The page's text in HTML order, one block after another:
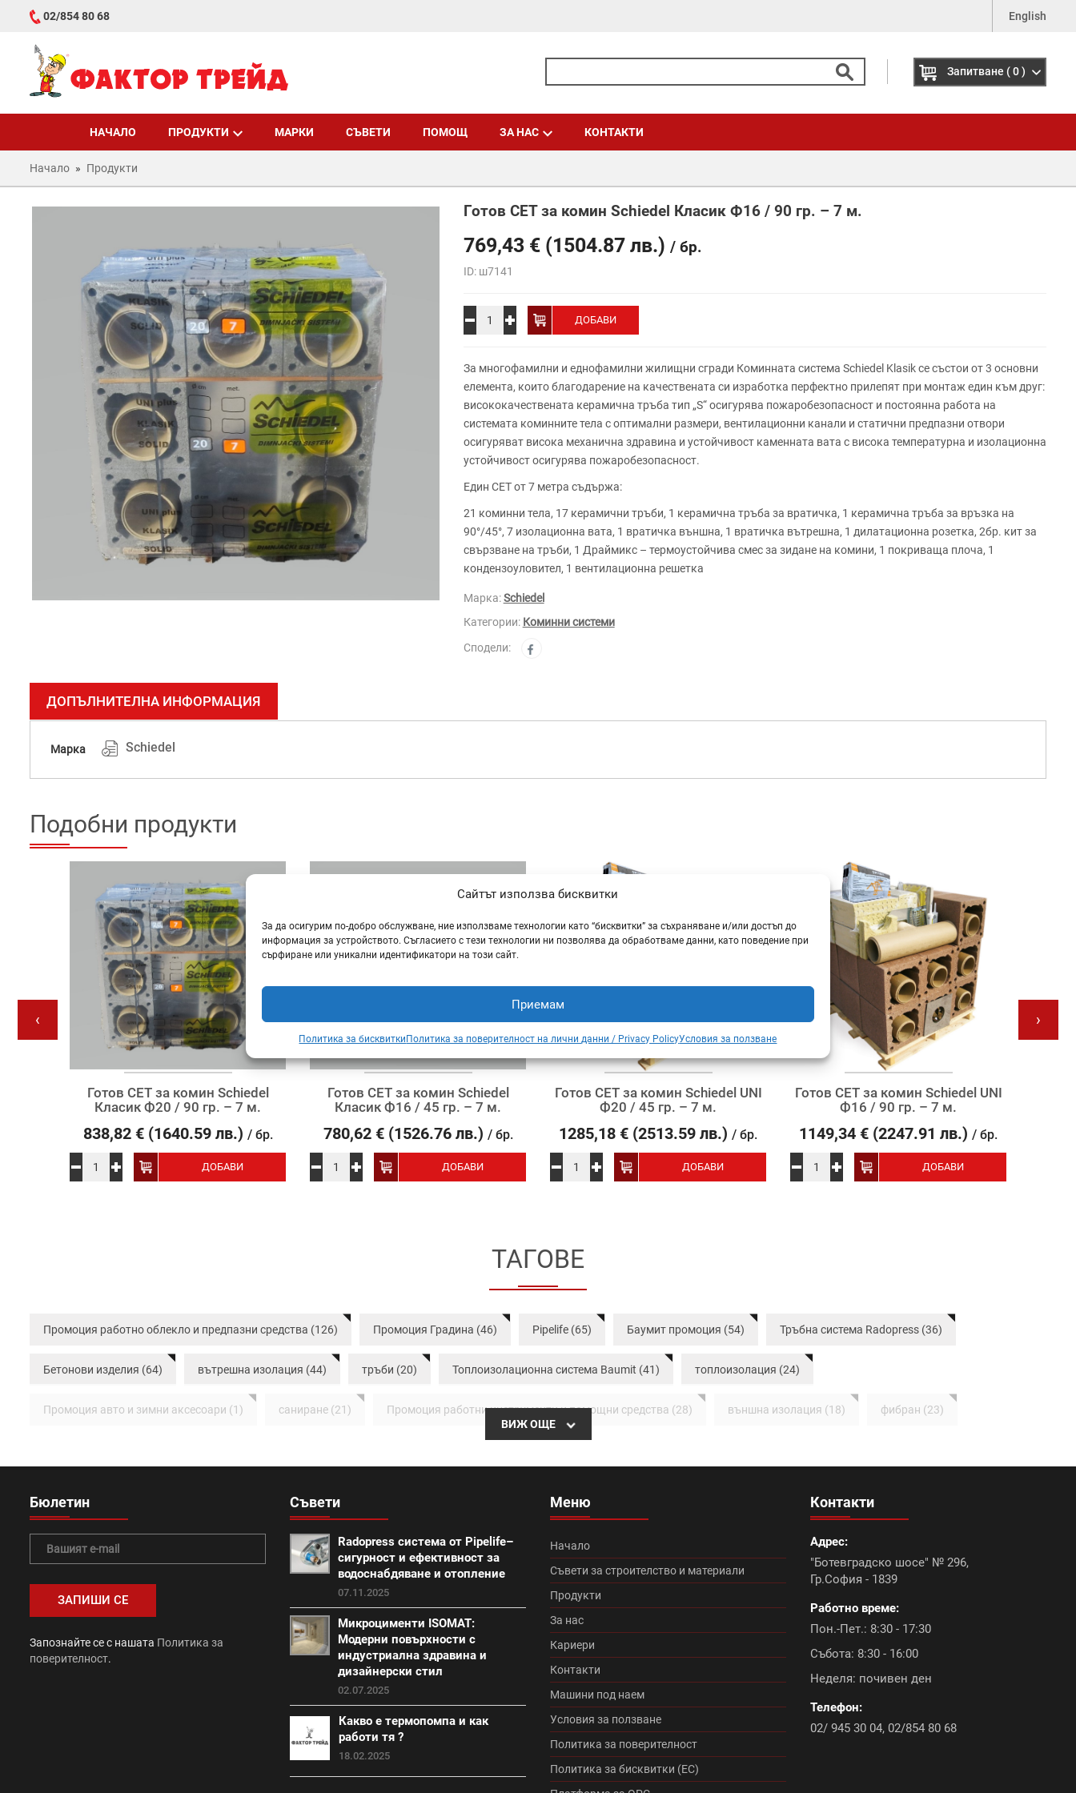
Сайтът използва бисквитки
За да осигурим по-добро обслужване, ние използваме технологии като “бисквитки” за съхраняване и/или достъп до
информация за устройството. Съгласието с тези технологии ни позволява да обработваме данни, като поведение при
сърфиране или уникални идентификатори на този сайт.
Приемам
Политика за бисквитки Политика за поверителност на лични данни / Privacy PolicyУсловия за ползване
02/854 80 68 English
Запитване ( 0 )
НАЧАЛО ПРОДУКТИ МАРКИ СЪВЕТИ ПОМОЩ ЗА НАС КОНТАКТИ
Начало Продукти
Готов СЕТ за комин Schiedel Класик Ф16 / 90 гр. – 7 м.
769,43 €(1504.87 лв.) / бр.
ID: ш7141
ДОБАВИ
Alternative:
За многофамилни и еднофамилни жилищни сгради Коминната система Schiedel Klasik се състои от 3 основни
елемента, които благодарение на качествената си изработка перфектно прилепят при монтаж един към друг:
висококачествената керамична тръба тип „S“ осигурява пожаробезопасност и постоянна работа на
системата коминните тела с оптимални размери, вентилационни канали и статични предпазни отвори
осигуряват висока механична здравина и устойчивост каменната вата с висока температурна и изолационна
устойчивост осигурява пожаробезопасност.
Един СЕТ от 7 метра съдържа:
21 коминни тела, 17 керамични тръби, 1 керамична тръба за вратичка, 1 керамична тръба за връзка на
90°/45°, 7 изолационна вата, 1 вратичка външна, 1 вратичка вътрешна, 1 дилатационна розетка, 2бр. кит за
свързване на тръби, 1 Драймикс – термоустойчива смес за зидане на комини, 1 покриваща плоча, 1
кондензоуловител, 1 вентилационна решетка
Марка: Schiedel
Категории: Коминни системи
Сподели:
ДОПЪЛНИТЕЛНА ИНФОРМАЦИЯ
Марка Schiedel
Подобни продукти
Готов СЕТ за комин Schiedel
Класик Ф20 / 90 гр. – 7 м.
838,82 €(1640.59 лв.) / бр.
ДОБАВИ
Готов СЕТ за комин Schiedel
Класик Ф16 / 45 гр. – 7 м.
780,62 €(1526.76 лв.) / бр.
ДОБАВИ
Готов СЕТ за комин Schiedel UNI
Ф20 / 45 гр. – 7 м.
1285,18 € (2513.59 лв.) / бр.
ДОБАВИ
Готов СЕТ за комин Schiedel UNI
Ф16 / 90 гр. – 7 м.
1149,34 € (2247.91 лв.) / бр.
ДОБАВИ
‹ ›
ТАГОВЕ
Промоция работно облекло и предпазни средства (126) Промоция Градина (46) Pipelife (65) Баумит промоция (54) Тръбна система Radopress (36)
Бетонови изделия (64) вътрешна изолация (44) тръби (20) Топлоизолационна система Baumit (41) топлоизолация (24)
Промоция авто и зимни аксесоари (1) саниране (21) Промоция работни инструменти и помощни средства (28) външна изолация (18) фибран (23)
Топлоизолационна система Икономична (0) Континентал плюс (9) Керемиди Тондах промоция (10) Болеро (0)
Констант плюс (6) Акция ТКК с подарък (9) Икономик (9) Промоция лепила (8)
Топлоизолационна система Rofix (0) Промоция бои и лакове (0) Топлоизолационна система Baumit Pro (6) Промоция крепежни елементи (1)
Промоция баня (0) Акция на PU пяна ТКК (5) Вентилируема фасада (1)
Промоция пяна (0) Промоция Боро (2) Таг SEO (0) Бели флексови лепила (0) Ламарина за покрив (1)
ВИЖ ОЩЕ
Бюлетин
Запознайте се с нашата Политика за
поверителност.
Съвети
Radopress система от Pipelife–
сигурност и ефективност за
водоснабдяване и отопление
07.11.2025
Микроцименти ISOMAT:
Модерни повърхности с
индустриална здравина и
дизайнерски стил
02.07.2025
Какво е термопомпа и как
работи тя ?
18.02.2025
Меню
Начало
Съвети за строителство и материали
Продукти
За нас
Кариери
Контакти
Машини под наем
Условия за ползване
Политика за поверителност
Политика за бисквитки (ЕС)
Контакти
Адрес:
"Ботевградско шосе" № 296,
Гр.София - 1839
Работно време:
Пон.-Пет.: 8:30 - 17:30
Събота: 8:30 - 16:00
Неделя: почивен ден
Телефон:
02/ 945 30 04, 02/854 80 68